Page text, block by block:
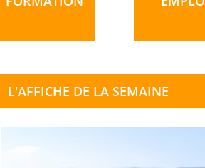
L'AFFICHE DE LA SEMAINE